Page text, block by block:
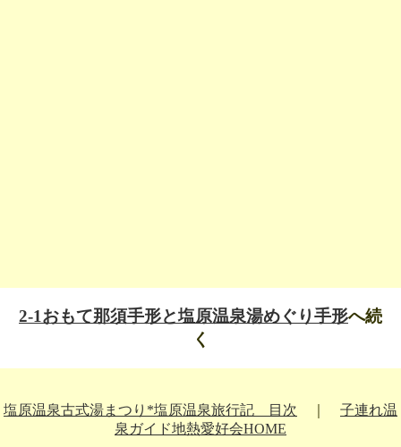
2-1おもて那須手形と塩原温泉湯めぐり手形へ続
く
塩原温泉古式湯まつり*塩原温泉旅行記 目次
子連れ温
泉ガイド地熱愛好会HOME